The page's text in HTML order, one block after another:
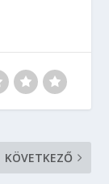
KÖVETKEZŐ